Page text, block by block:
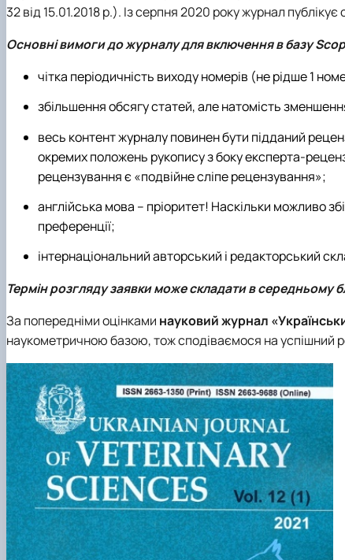
32 від 15.01.2018 р.). Із серпня 2020 року журнал
Основні вимоги до журналу для включення в базу
чітка періодичність виходу номерів (не рідше 1
збільшення обсягу статей, але натомість зменшення
весь контент журналу повинен бути підданий
окремих положень рукопису з боку експерта-
рецензування є «подвійне сліпе рецензування»;
англійська мова – пріоритет! Наскільки можливо
преференції;
інтернаціональний авторський і редакторський
Термін розгляду заявки може складати в середньому
За попередніми оцінками науковий журнал
наукометричною базою, тож сподіваємося на успішний